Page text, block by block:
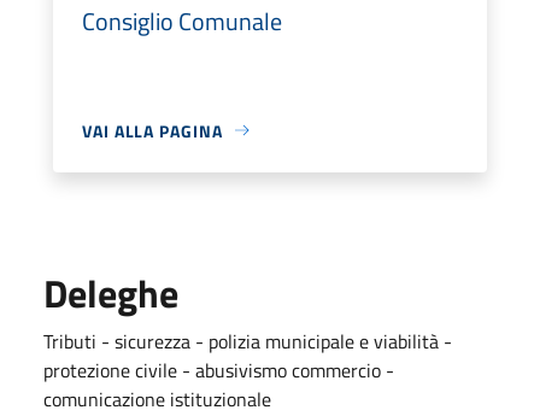
Consiglio Comunale
VAI ALLA PAGINA
Deleghe
Tributi - sicurezza - polizia municipale e viabilità -
protezione civile - abusivismo commercio -
comunicazione istituzionale